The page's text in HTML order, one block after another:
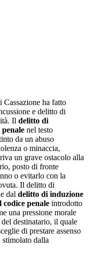
Cassazione ha fatto
e delitto di
Il delitto di
nel testo
da un abuso
o minaccia,
un grave ostacolo alla
posto di fronte
o evitarlo con la
Il delitto di
dal delitto di induzione
codice penale introdotto
una pressione morale
destinatario, il quale
di prestare assenso
stimolato dalla